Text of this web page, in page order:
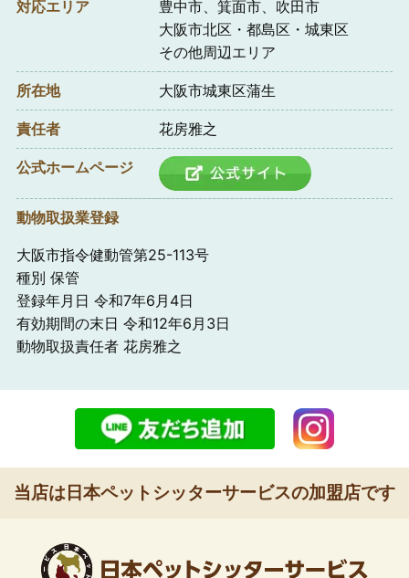
対応エリア
豊中市、箕面市、吹田市
大阪市北区・都島区・城東区
その他周辺エリア
所在地 大阪市城東区蒲生
責任者 花房雅之
公式ホームページ
動物取扱業登録
大阪市指令健動管第25-113号
種別 保管
登録年月日 令和7年6月4日
有効期間の末日 令和12年6月3日
動物取扱責任者 花房雅之
当店は日本ペットシッターサービスの加盟店です